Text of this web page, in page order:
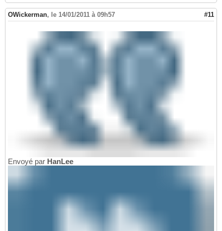
OWickerman, le 14/01/2011 à 09h57 #11
Envoyé par HanLee